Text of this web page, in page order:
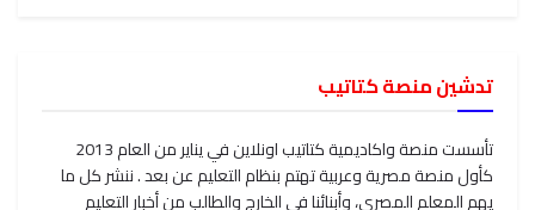
تدشين منصة كتاتيب
تأسست منصة واكاديمية كتاتيب اونلاين في يناير من العام 2013
كأول منصة مصرية وعربية تهتم بنظام التعليم عن بعد . ننشر كل ما
يهم المعلم المصري، وأبنائنا في الخارج والطالب من أخبار التعليم